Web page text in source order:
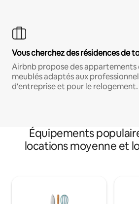
Vous cherchez des résidences de
Airbnb propose des
meublés adaptés aux
d'entreprise et pour le relogement.
Équipements
locations moyenne et